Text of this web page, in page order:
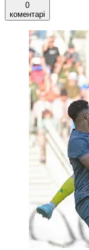
0
коментарі